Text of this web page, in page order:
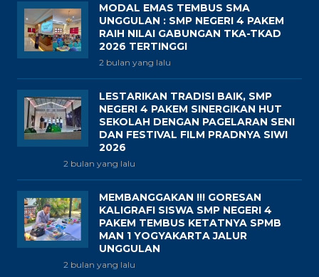
MODAL EMAS TEMBUS SMA
UNGGULAN : SMP NEGERI 4 PAKEM
RAIH NILAI GABUNGAN TKA-TKAD
2026 TERTINGGI
2 bulan yang lalu
LESTARIKAN TRADISI BAIK, SMP
NEGERI 4 PAKEM SINERGIKAN HUT
SEKOLAH DENGAN PAGELARAN SENI
DAN FESTIVAL FILM PRADNYA SIWI
2026
2 bulan yang lalu
MEMBANGGAKAN !!! GORESAN
KALIGRAFI SISWA SMP NEGERI 4
PAKEM TEMBUS KETATNYA SPMB
MAN 1 YOGYAKARTA JALUR
UNGGULAN
2 bulan yang lalu